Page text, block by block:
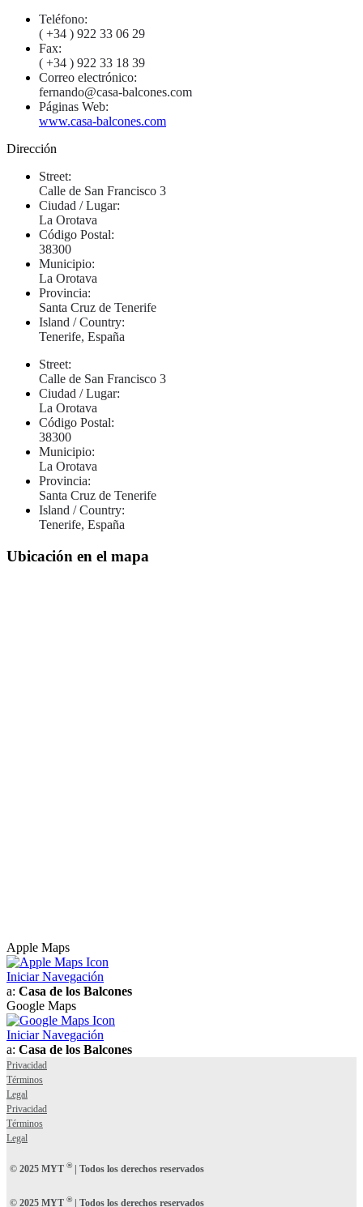
Teléfono:
( +34 ) 922 33 06 29
Fax:
( +34 ) 922 33 18 39
Correo electrónico:
fernando@casa-balcones.com
Páginas Web:
www.casa-balcones.com
Dirección
Street:
Calle de San Francisco 3
Ciudad / Lugar:
La Orotava
Código Postal:
38300
Municipio:
La Orotava
Provincia:
Santa Cruz de Tenerife
Island / Country:
Tenerife, España
Street:
Calle de San Francisco 3
Ciudad / Lugar:
La Orotava
Código Postal:
38300
Municipio:
La Orotava
Provincia:
Santa Cruz de Tenerife
Island / Country:
Tenerife, España
Ubicación en el mapa
Apple Maps
Iniciar Navegación
a: Casa de los Balcones
Google Maps
Iniciar Navegación
a: Casa de los Balcones
Privacidad
Términos
Legal
Privacidad
Términos
Legal
© 2025 MYT ®| Todos los derechos reservados
© 2025 MYT ®| Todos los derechos reservados